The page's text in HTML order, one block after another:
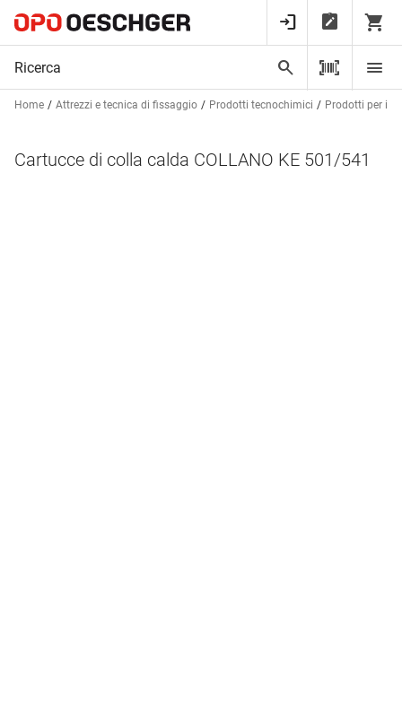
Home Attrezzi e tecnica di fissaggio Prodotti tecnochimici Prodotti per
Cartucce di colla calda COLLANO KE 501/541